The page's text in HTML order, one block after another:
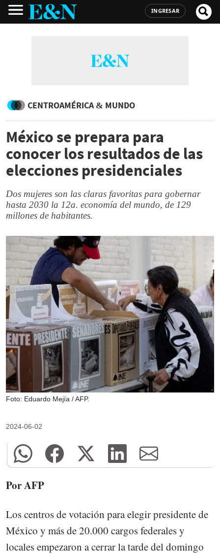
INGRESAR
CENTROAMÉRICA & MUNDO
México se prepara para
conocer los resultados de las
elecciones presidenciales
Dos mujeres son las claras favoritas para gobernar
hasta 2030 la 12a. economía del mundo, de 129
millones de habitantes.
Foto: Eduardo Mejía / AFP.
2024-06-02
Por AFP
Los centros de votación para elegir presidente de
México y más de 20.000 cargos federales y
locales empezaron a cerrar la tarde del domingo